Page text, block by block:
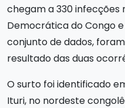
chegam a 330 infecções
Democrática do Congo
conjunto de dados,
resultado das duas
O surto foi identificado
Ituri, no nordeste